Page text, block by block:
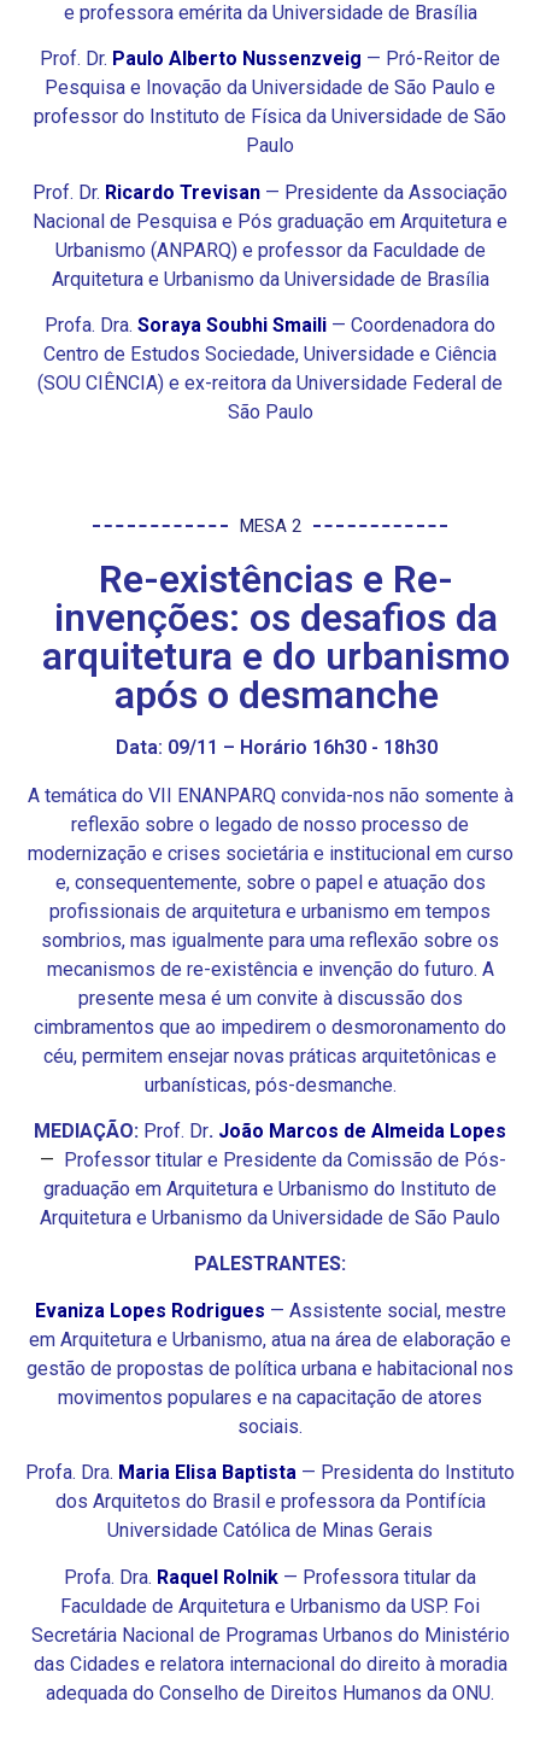
e professora emérita da Universidade de Brasília
Prof. Dr. Paulo Alberto Nussenzveig — Pró-Reitor de
Pesquisa e Inovação da Universidade de São Paulo e
professor do Instituto de Física da Universidade de São
Paulo
Prof. Dr. Ricardo Trevisan — Presidente da Associação
Nacional de Pesquisa e Pós graduação em Arquitetura e
Urbanismo (ANPARQ) e professor da Faculdade de
Arquitetura e Urbanismo da Universidade de Brasília
Profa. Dra. Soraya Soubhi Smaili — Coordenadora do
Centro de Estudos Sociedade, Universidade e Ciência
(SOU CIÊNCIA) e ex-reitora da Universidade Federal de
São Paulo
MESA 2
Re-existências e Re-
invenções: os desafios da
arquitetura e do urbanismo
após o desmanche
Data: 09/11 – Horário 16h30 - 18h30
A temática do VII ENANPARQ convida-nos não somente à
reflexão sobre o legado de nosso processo de
modernização e crises societária e institucional em curso
e, consequentemente, sobre o papel e atuação dos
profissionais de arquitetura e urbanismo em tempos
sombrios, mas igualmente para uma reflexão sobre os
mecanismos de re-existência e invenção do futuro. A
presente mesa é um convite à discussão dos
cimbramentos que ao impedirem o desmoronamento do
céu, permitem ensejar novas práticas arquitetônicas e
urbanísticas, pós-desmanche.
MEDIAÇÃO: Prof. Dr. João Marcos de Almeida Lopes
— Professor titular e Presidente da Comissão de Pós-
graduação em Arquitetura e Urbanismo do Instituto de
Arquitetura e Urbanismo da Universidade de São Paulo
PALESTRANTES:
Evaniza Lopes Rodrigues — Assistente social, mestre
em Arquitetura e Urbanismo, atua na área de elaboração e
gestão de propostas de política urbana e habitacional nos
movimentos populares e na capacitação de atores
sociais.
Profa. Dra. Maria Elisa Baptista — Presidenta do Instituto
dos Arquitetos do Brasil e professora da Pontifícia
Universidade Católica de Minas Gerais
Profa. Dra. Raquel Rolnik — Professora titular da
Faculdade de Arquitetura e Urbanismo da USP. Foi
Secretária Nacional de Programas Urbanos do Ministério
das Cidades e relatora internacional do direito à moradia
adequada do Conselho de Direitos Humanos da ONU.